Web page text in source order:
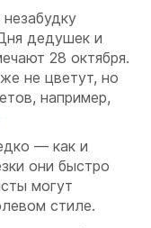
дедушек и
28 октября.
не цветут, но
например,
— как и
они быстро
могут
стиле.